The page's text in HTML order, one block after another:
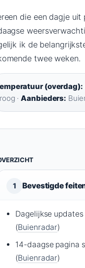
die een dagje
ik de
twee weken.
(overdag):
·Aanbieders:
1 Bevestigde
Dagelijkse
(Buienradar)
14-daagse pagina
(Buienradar)